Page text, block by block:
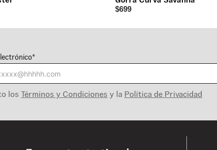
$699
los Términos y Condiciones y la Política de Privacidad